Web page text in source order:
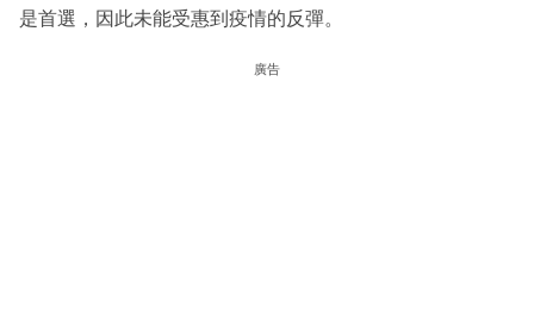
是首選，因此未能受惠到疫情的反彈。
廣告